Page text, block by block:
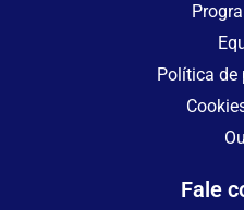
Política de
Fale